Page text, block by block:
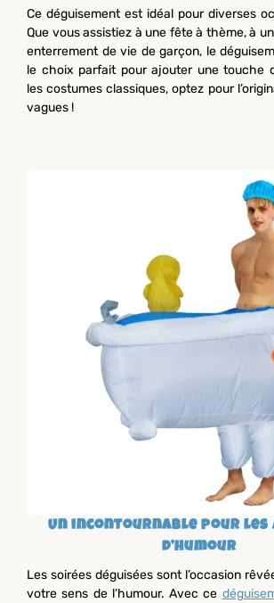
Ce déguisement est idéal pour diverses
Que vous assistiez à une fête à thème, à
enterrement de vie de garçon, le
le choix parfait pour ajouter une touche
les costumes classiques, optez pour
vagues !
Un incontournable pour les
d’humour
Les soirées déguisées sont l’occasion
votre sens de l’humour. Avec ce